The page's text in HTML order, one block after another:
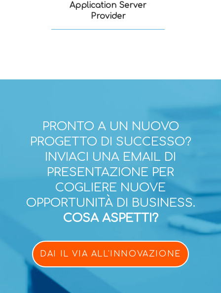
Application Server
Provider
PRONTO A UN NUOVO
PROGETTO DI SUCCESSO?
INVIACI UNA EMAIL DI
PRESENTAZIONE PER
COGLIERE NUOVE
OPPORTUNITÀ DI BUSINESS.
COSA ASPETTI?
DAI IL VIA ALL'INNOVAZIONE